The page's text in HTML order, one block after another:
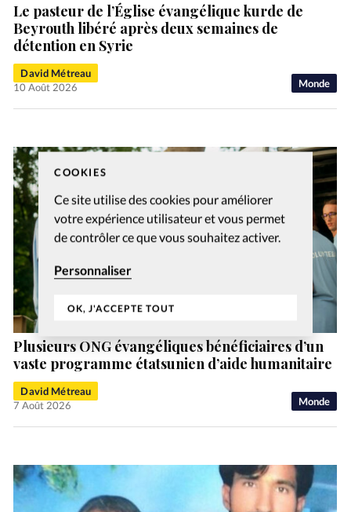
COOKIES
Ce site utilise des cookies pour améliorer
votre expérience utilisateur et vous permet
de contrôler ce que vous souhaitez activer.
Personnaliser
OK, J'ACCEPTE TOUT
Monde
Le pasteur de l’Église évangélique kurde de
Beyrouth libéré après deux semaines de
détention en Syrie
David Métreau
10 Août 2026
Monde
Plusieurs ONG évangéliques bénéficiaires d’un
vaste programme étatsunien d’aide humanitaire
David Métreau
7 Août 2026